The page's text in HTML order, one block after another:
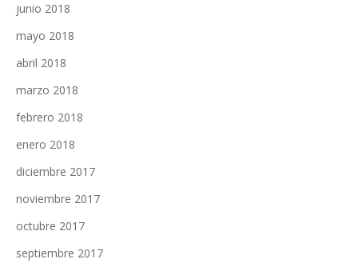
junio 2018
mayo 2018
abril 2018
marzo 2018
febrero 2018
enero 2018
diciembre 2017
noviembre 2017
octubre 2017
septiembre 2017